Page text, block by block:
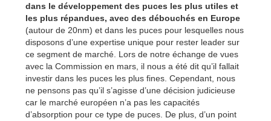
dans le développement des puces les plus utiles et
les plus répandues, avec des débouchés en Europe
(autour de 20nm) et dans les puces pour lesquelles nous
disposons d’une expertise unique pour rester leader sur
ce segment de marché. Lors de notre échange de vues
avec la Commission en mars, il nous a été dit qu’il fallait
investir dans les puces les plus fines. Cependant, nous
ne pensons pas qu’il s’agisse d’une décision judicieuse
car le marché européen n’a pas les capacités
d’absorption pour ce type de puces. De plus, d’un point